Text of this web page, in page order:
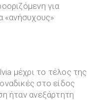
για
«ανήσυχους»
μέχρι το τέλος της
στο είδος
ήταν ανεξάρτητη